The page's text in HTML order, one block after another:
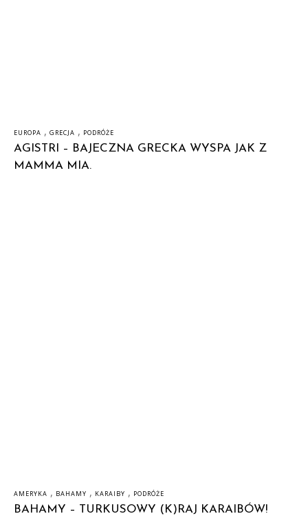
EUROPA , GRECJA , PODRÓŻE
AGISTRI – BAJECZNA GRECKA WYSPA JAK Z
MAMMA MIA.
AMERYKA , BAHAMY , KARAIBY , PODRÓŻE
BAHAMY – TURKUSOWY (K)RAJ KARAIBÓW!